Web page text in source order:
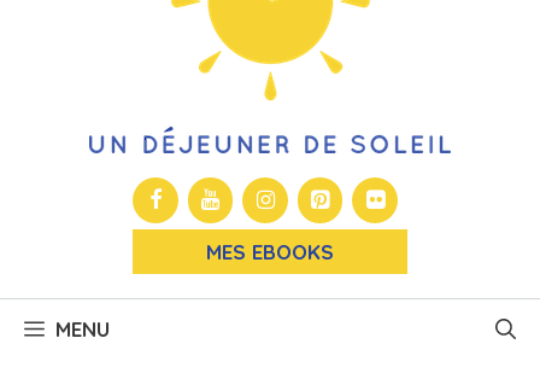
MES EBOOKS
MENU